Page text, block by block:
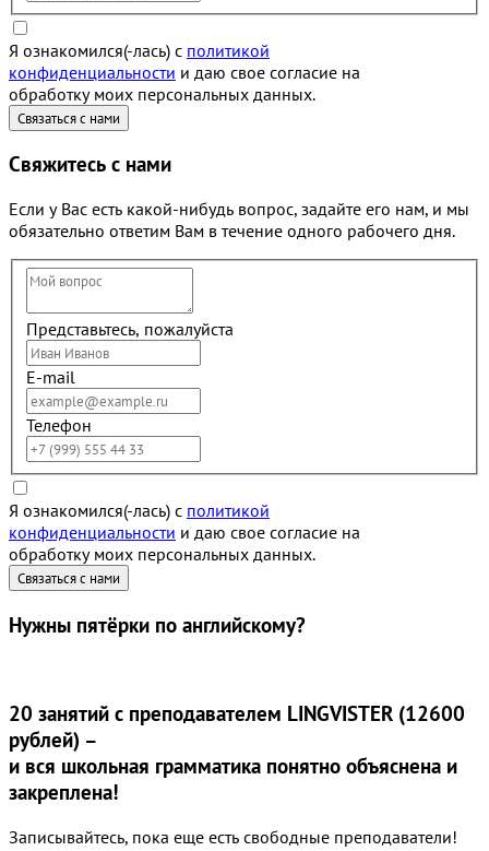
Я ознакомился(-лась) с политикой
конфиденциальности и даю свое согласие на
обработку моих персональных данных.
Свяжитесь с нами
Если у Вас есть какой-нибудь вопрос, задайте его нам, и мы
обязательно ответим Вам в течение одного рабочего дня.
Представьтесь, пожалуйста
E-mail
Телефон
Я ознакомился(-лась) с политикой
конфиденциальности и даю свое согласие на
обработку моих персональных данных.
Нужны пятёрки по английскому?
20 занятий с преподавателем LINGVISTER (12600
рублей) –
и вся школьная грамматика понятно объяснена и
закреплена!
Записывайтесь, пока еще есть свободные преподаватели!